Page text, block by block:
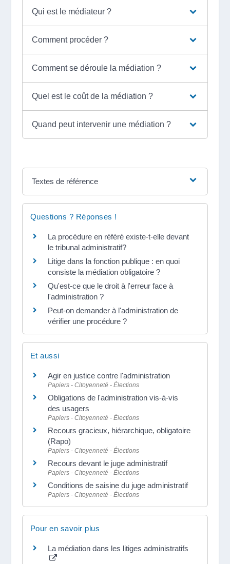
Qui est le médiateur ?
Comment procéder ?
Comment se déroule la médiation ?
Quel est le coût de la médiation ?
Quand peut intervenir une médiation ?
Textes de référence
Questions ? Réponses !
La procédure en référé existe-t-elle devant
le tribunal administratif?
Litige dans la fonction publique : en quoi
consiste la médiation obligatoire ?
Qu'est-ce que le droit à l'erreur face à
l'administration ?
Peut-on demander à l'administration de
vérifier une procédure ?
Et aussi
Agir en justice contre l'administration
Papiers - Citoyenneté - Élections
Obligations de l'administration vis-à-vis
des usagers
Papiers - Citoyenneté - Élections
Recours gracieux, hiérarchique, obligatoire
(Rapo)
Papiers - Citoyenneté - Élections
Recours devant le juge administratif
Papiers - Citoyenneté - Élections
Conditions de saisine du juge administratif
Papiers - Citoyenneté - Élections
Pour en savoir plus
La médiation dans les litiges administratifs